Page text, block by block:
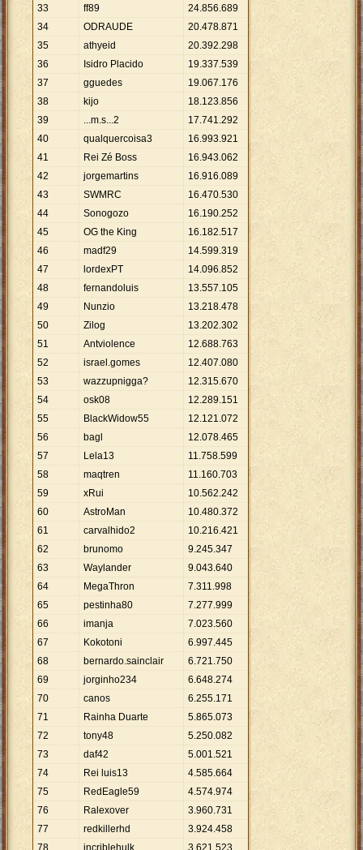
33
ff89 24.856.689
34
ODRAUDE 20.478.871
35
athyeid 20.392.298
36
Isidro Placido 19.337.539
37
gguedes 19.067.176
38
kijo 18.123.856
39
...m.s...2 17.741.292
40
qualquercoisa3 16.993.921
41
Rei Zé Boss 16.943.062
42
jorgemartins 16.916.089
43
SWMRC 16.470.530
44
Sonogozo 16.190.252
45
OG the King 16.182.517
46
madf29 14.599.319
47
lordexPT 14.096.852
48
fernandoluis 13.557.105
49
Nunzio 13.218.478
50
Zilog 13.202.302
51
Antviolence 12.688.763
52
israel.gomes 12.407.080
53
wazzupnigga? 12.315.670
54
osk08 12.289.151
55
BlackWidow55 12.121.072
56
bagl 12.078.465
57
Lela13 11.758.599
58
maqtren 11.160.703
59
xRui 10.562.242
60
AstroMan 10.480.372
61
carvalhido2 10.216.421
62
brunomo 9.245.347
63
Waylander 9.043.640
64
MegaThron 7.311.998
65
pestinha80 7.277.999
66
imanja 7.023.560
67
Kokotoni 6.997.445
68
bernardo.sainclair 6.721.750
69
jorginho234 6.648.274
70
canos 6.255.171
71
Rainha Duarte 5.865.073
72
tony48 5.250.082
73
daf42 5.001.521
74
Rei luis13 4.585.664
75
RedEagle59 4.574.974
76
Ralexover 3.960.731
77
redkillerhd 3.924.458